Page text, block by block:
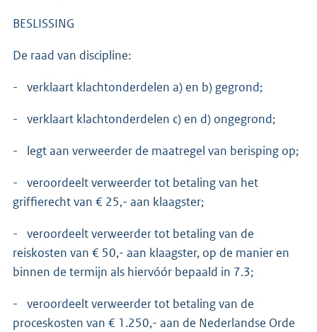
BESLISSING
De raad van discipline:
- verklaart klachtonderdelen a) en b) gegrond;
- verklaart klachtonderdelen c) en d) ongegrond;
- legt aan verweerder de maatregel van berisping op;
- veroordeelt verweerder tot betaling van het
griffierecht van € 25,- aan klaagster;
- veroordeelt verweerder tot betaling van de
reiskosten van € 50,- aan klaagster, op de manier en
binnen de termijn als hiervóór bepaald in 7.3;
- veroordeelt verweerder tot betaling van de
proceskosten van € 1.250,- aan de Nederlandse Orde